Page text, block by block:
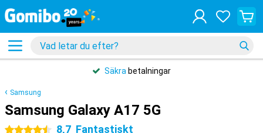
Säkra betalningar
Samsung
Samsung Galaxy A17 5G
4.5 stjärnor 8,7 Fantastiskt